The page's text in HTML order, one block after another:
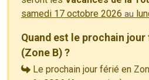
samedi 17 octobre 2026 au
Quand est le prochain
(Zone B) ?
Le prochain jour férié en